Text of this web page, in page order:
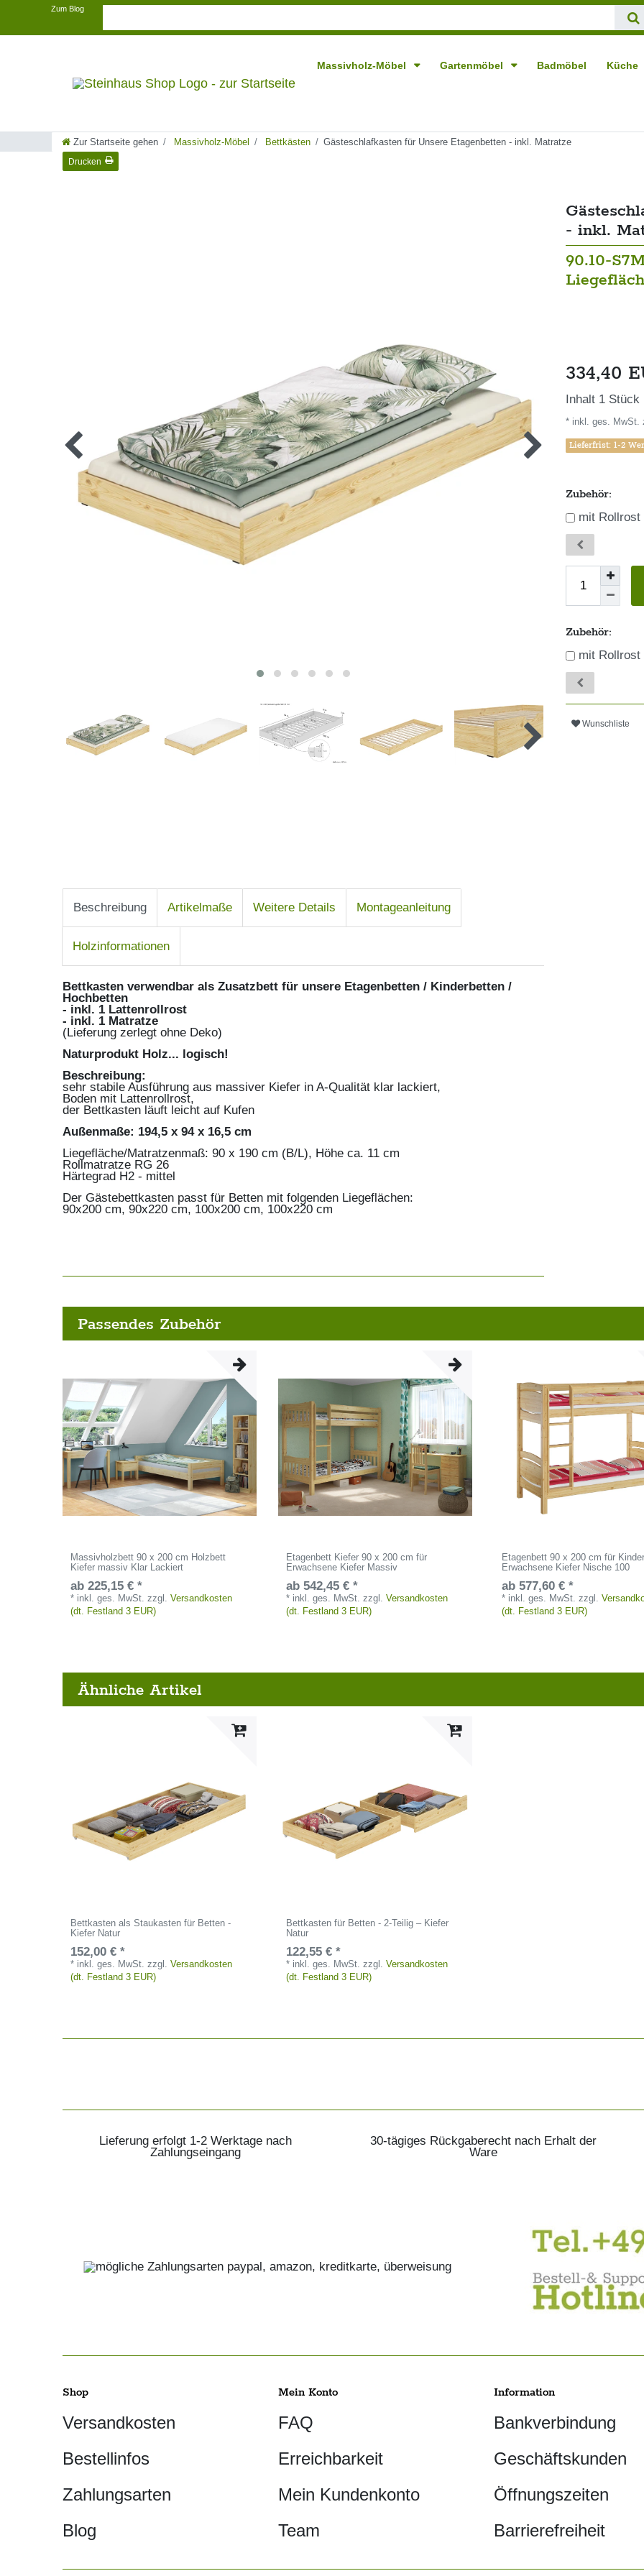
Zum Blog
Massivholz-Möbel Gartenmöbel Badmöbel Küche
Zur Startseite gehen Massivholz-Möbel Bettkästen Gästeschlafkasten für Unsere Etagenbetten - inkl. Matratze
Drucken
- inkl.
90.10-
334,40
Inhalt 1 Stück
* inkl. ges. MwSt.
Lieferfrist: 1-2
Zubehör:
mit Rollrost
Zubehör:
mit Rollrost
Wunschliste
Beschreibung Artikelmaße Weitere Details Montageanleitung
Holzinformationen
Bettkasten verwendbar als Zusatzbett für unsere Etagenbetten / Kinderbetten /
Hochbetten
- inkl. 1 Lattenrollrost
- inkl. 1 Matratze
(Lieferung zerlegt ohne Deko)
Naturprodukt Holz... logisch!
Beschreibung:
sehr stabile Ausführung aus massiver Kiefer in A-Qualität klar lackiert,
Boden mit Lattenrollrost,
der Bettkasten läuft leicht auf Kufen
Außenmaße: 194,5 x 94 x 16,5 cm
Liegefläche/Matratzenmaß: 90 x 190 cm (B/L), Höhe ca. 11 cm
Rollmatratze RG 26
Härtegrad H2 - mittel
Der Gästebettkasten passt für Betten mit folgenden Liegeflächen:
90x200 cm, 90x220 cm, 100x200 cm, 100x220 cm
Passendes Zubehör
Massivholzbett 90 x 200 cm Holzbett
Kiefer massiv Klar Lackiert
ab 225,15 € *
* inkl. ges. MwSt. zzgl.Versandkosten
(dt. Festland 3 EUR)
Etagenbett Kiefer 90 x 200 cm für
Erwachsene Kiefer Massiv
ab 542,45 € *
* inkl. ges. MwSt. zzgl.Versandkosten
(dt. Festland 3 EUR)
Etagenbett 90 x 200 cm für
Erwachsene Kiefer Nische 100
ab 577,60 € *
* inkl. ges. MwSt. zzgl.
(dt. Festland 3 EUR)
Ähnliche Artikel
Bettkasten als Staukasten für Betten -
Kiefer Natur
152,00 € *
* inkl. ges. MwSt. zzgl.Versandkosten
(dt. Festland 3 EUR)
Bettkasten für Betten - 2-Teilig – Kiefer
Natur
122,55 € *
* inkl. ges. MwSt. zzgl.Versandkosten
(dt. Festland 3 EUR)
Lieferung erfolgt 1-2 Werktage nach
Zahlungseingang
30-tägiges Rückgaberecht nach Erhalt der
Ware
Shop
Versandkosten
Bestellinfos
Zahlungsarten
Blog
Mein Konto
FAQ
Erreichbarkeit
Mein Kundenkonto
Team
Information
Bankverbindung
Geschäftskunden
Öffnungszeiten
Barrierefreiheit